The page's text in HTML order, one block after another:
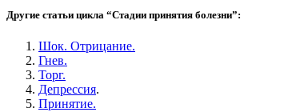
Другие статьи цикла “Стадии принятия болезни”:
Шок. Отрицание.
Гнев.
Торг.
Депрессия.
Принятие.